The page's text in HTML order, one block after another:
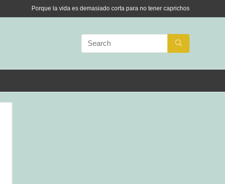
Porque la vida es demasiado corta para no tener caprichos